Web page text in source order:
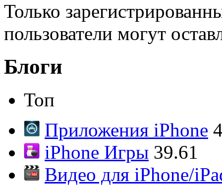
Только
пользователи могут
Блоги
Топ
Приложения iPhone
iPhone Игры 39.61
Видео для iPhone/